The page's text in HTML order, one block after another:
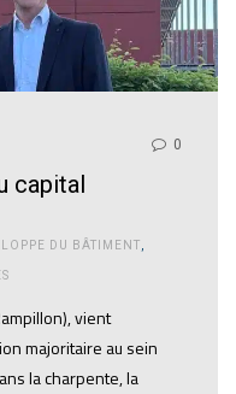
0
capital
DU BÂTIMENT
vient
majoritaire au sein
la charpente, la